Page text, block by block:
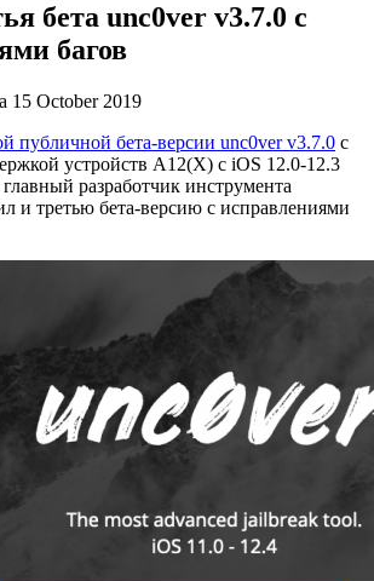
бета unc0ver v3.7.0 с
багов
15 October 2019
публичной бета-версии unc0ver v3.7.0 с
устройств A12(X) с iOS 12.0-12.3
разработчик инструмента
и третью бета-версию с исправлениями